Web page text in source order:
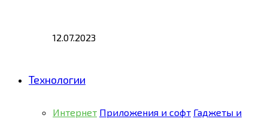
12.07.2023
Технологии
Интернет Приложения и софт Гаджеты и